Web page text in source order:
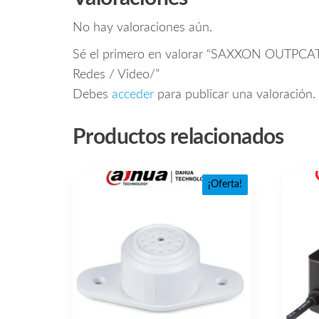
No hay valoraciones aún.
Sé el primero en valorar “SAXXON
Redes / Video/”
Debes acceder para publicar una valoración.
Productos relacionados
¡Oferta!